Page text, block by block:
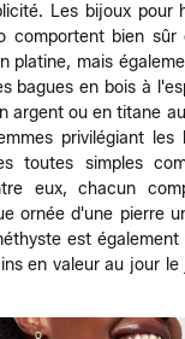
Les bijoux pour
comportent bien
platine, mais
bagues en bois à
argent ou en titane
privilégiant les
toutes simples
eux, chacun
ornée d'une pierre
est
en valeur au jour